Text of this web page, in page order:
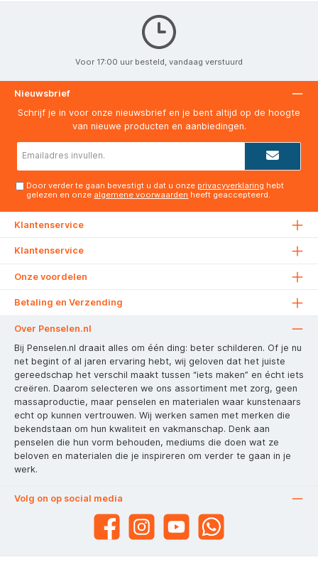
Voor 17:00 uur besteld, vandaag verstuurd
Nieuwsbrief
Schrijf je in voor onze nieuwsbrief en je bent altijd op de hoogte
van nieuwe producten en aanbiedingen.
Door verder te gaan bevestigt u dat u onze privacyverklaring hebt
gelezen en onze algemene voorwaarden heeft geaccepteerd.
Klantenservice
Klantenservice
Onze voordelen
Betaling en Verzending
Over Penselen.nl
Bij Penselen.nl draait alles om één ding: beter schilderen. Of je nu
net begint of al jaren ervaring hebt, wij geloven dat het juiste
gereedschap het verschil maakt tussen “iets maken” en écht iets
creëren. Daarom selecteren we ons assortiment met zorg, geen
massaproductie, maar penselen en materialen waar kunstenaars
echt op kunnen vertrouwen. Wij werken samen met merken die
bekendstaan om hun kwaliteit en vakmanschap. Denk aan
penselen die hun vorm behouden, mediums die doen wat ze
beloven en materialen die je inspireren om verder te gaan in je
werk.
Volg on op social media